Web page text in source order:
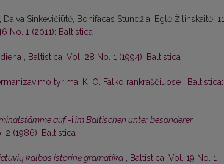
Sinkevičiūtė, Bonifacas Stundžia, Eglė Žilinskaitė, 11
No. 1 (2011): Baltistica
, Baltistica: Vol. 28 No. 1 (1994): Baltistica
tyrimai K. O. Falko rankraščiuose , Baltistica:
auf-i im Baltischen unter besonderer
2 (1986): Baltistica
kalbos istorinė gramatika , Baltistica: Vol. 19 No. 1